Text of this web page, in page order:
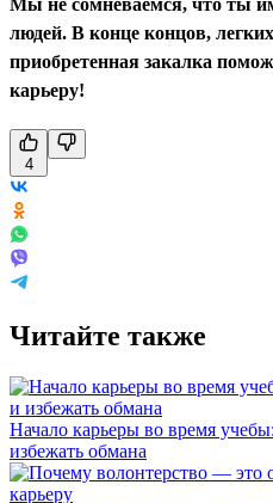
людей. В конце концов,
приобретенная закалка
карьеру!
4
Читайте также
Начало карьеры во время
избежать обмана